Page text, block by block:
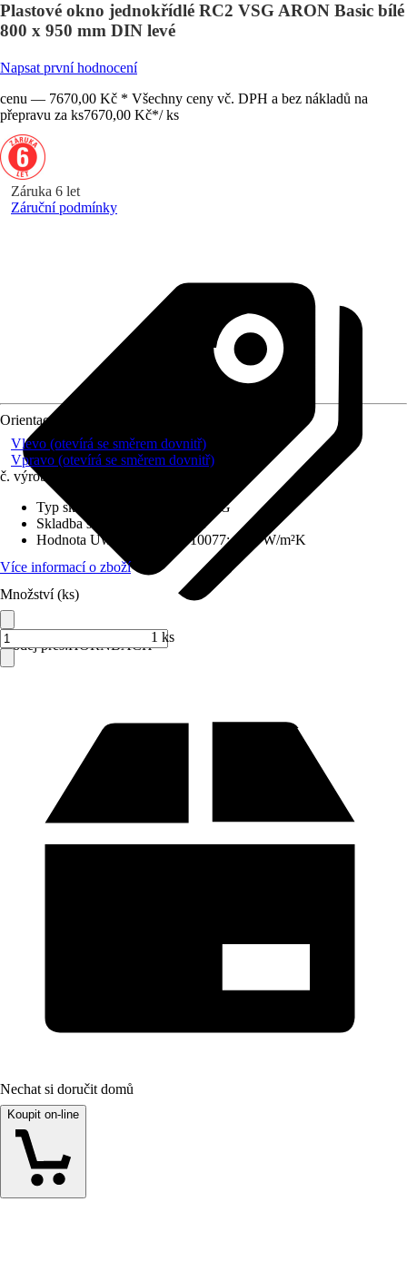
Plastové okno jednokřídlé RC2 VSG ARON Basic bílé
800 x 950 mm DIN levé
Napsat první hodnocení
cenu — 7670,00 Kč * Všechny ceny vč. DPH a bez nákladů na
přepravu za ks7670,00 Kč*/ ks
Záruka 6 let
Záruční podmínky
Prodej přes:HORNBACH
Orientace
Vlevo (otevírá se směrem dovnitř)
Vpravo (otevírá se směrem dovnitř)
č. výrobku
Typ skla
Bezpečnostní sklo VSG
Skladba skla
Trojitě zasklené
Hodnota Uw dle DIN EN 10077:0,98 W/m²K
Více informací o zboží
Množství (ks)
1 ks
Nechat si doručit domů
Koupit on-line